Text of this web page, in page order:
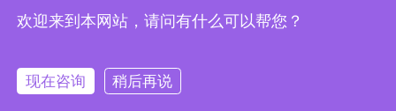
欢迎来到本网站，请问有什么可以帮您？
现在咨询 稍后再说